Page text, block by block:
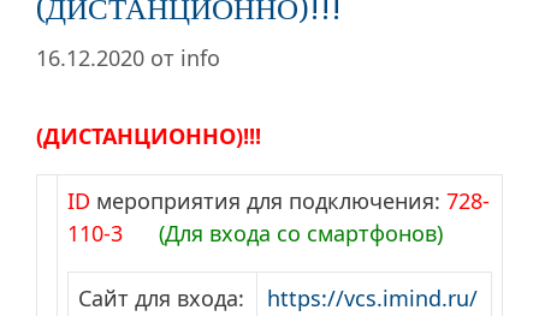
(ДИСТАНЦИОННО)!!!
16.12.2020 от info
(ДИСТАНЦИОННО)!!!
ID мероприятия для подключения: 728-
110-3
(Для входа со смартфонов)
Сайт для входа: https://vcs.imind.ru/